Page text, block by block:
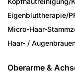
Eigenbluttherapie/
Micro-Haar-
Haar- /
Oberarme &